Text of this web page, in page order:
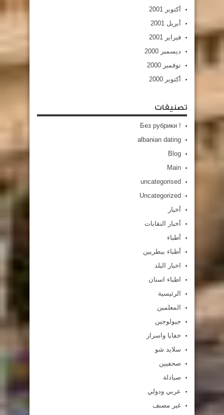
أكتوبر 2001
أبريل 2001
فبراير 2001
ديسمبر 2000
نوفمبر 2000
أكتوبر 2000
تصنيفات
! Без рубрики
albanian dating
Blog
Main
uncategorised
Uncategorized
أخبار
أخبار النقابات
أطباء
أطباء بيطريين
اخبار البلد
اطباء اسنان
الرئيسية
المعلمين
جيولوجين
خفايا واسرار
سلايد شو
صحفيين
صيادلة
عربي ودولي
غير مصنف